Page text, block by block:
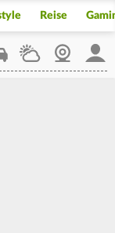
Reise
WetterWebcam